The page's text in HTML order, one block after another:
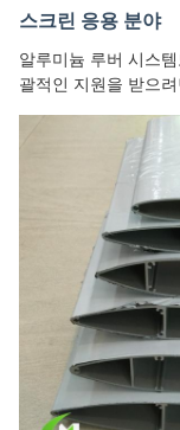
스크린 응용 분야
알루미늄 루버 시스
괄적인 지원을 받으